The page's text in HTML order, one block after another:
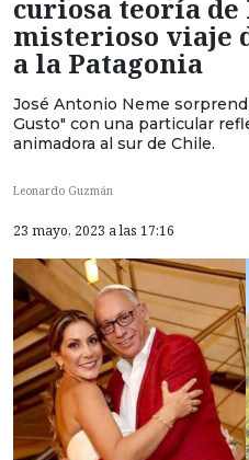
curiosa teoría de
misterioso viaje
a la Patagonia
José Antonio Neme
Gusto" con una particular
animadora al sur de Chile.
Leonardo Guzmán
23 mayo, 2023 a las 17:16